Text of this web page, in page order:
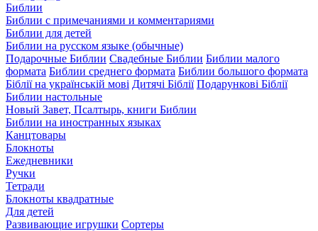
Библии
Библии с примечаниями и комментариями
Библии для детей
Библии на русском языке (обычные)
Подарочные Библии Свадебные Библии Библии малого
формата Библии среднего формата Библии большого формата
Біблії на українській мові Дитячі Біблії Подарункові Біблії
Библии настольные
Новый Завет, Псалтырь, книги Библии
Библии на иностранных языках
Канцтовары
Блокноты
Ежедневники
Ручки
Тетради
Блокноты квадратные
Для детей
Развивающие игрушки Сортеры